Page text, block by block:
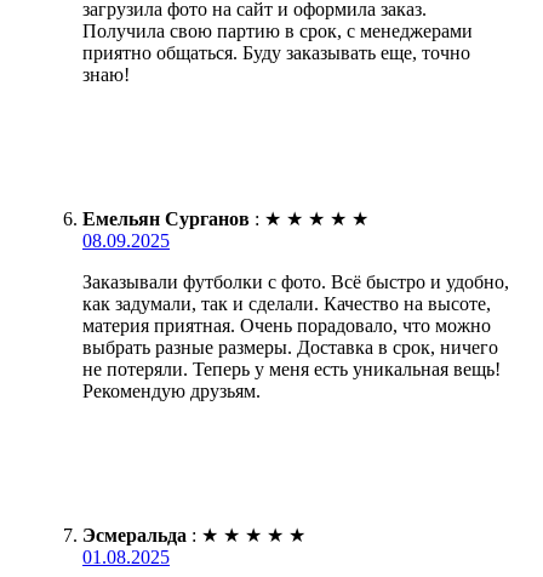
загрузила фото на сайт и оформила заказ.
Получила свою партию в срок, с менеджерами
приятно общаться. Буду заказывать еще, точно
знаю!
Емельян Сурганов : ★ ★ ★ ★ ★
08.09.2025
Заказывали футболки с фото. Всё быстро и удобно,
как задумали, так и сделали. Качество на высоте,
материя приятная. Очень порадовало, что можно
выбрать разные размеры. Доставка в срок, ничего
не потеряли. Теперь у меня есть уникальная вещь!
Рекомендую друзьям.
Эсмеральда : ★ ★ ★ ★ ★
01.08.2025